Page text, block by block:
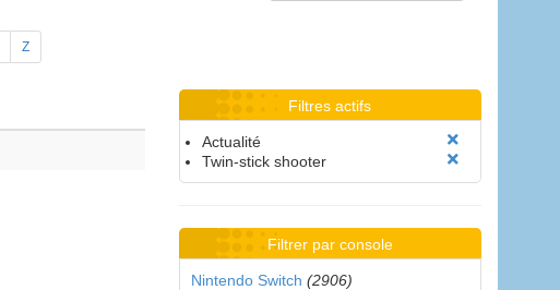
Z
Filtres actifs
Actualité
Twin-stick shooter
Filtrer par console
Nintendo Switch (2906)